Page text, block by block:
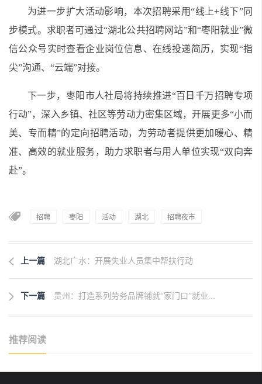
为进一步扩大活动影响，本次招聘采用“线上+线下”同
步模式。求职者可通过“湖北公共招聘网站”和“枣阳就业”微
信公众号实时查看企业岗位信息、在线投递简历，实现“指
尖”沟通、“云端”对接。
下一步，枣阳市人社局将持续推进“百日千万招聘专项
行动”，深入乡镇、社区等劳动力密集区域，开展更多“小而
美、专而精”的定向招聘活动，为劳动者提供更加暖心、精
准、高效的就业服务，助力求职者与用人单位实现“双向奔
赴”。
招聘 枣阳 活动 湖北 招聘夜市
上一篇 湖北广水：开展失业人员集中帮扶行动
下一篇 贵州：打造系列劳务品牌铺就“家门口”就业...
推荐阅读